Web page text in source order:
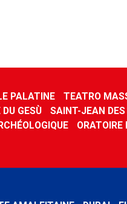
PALATINE TEATRO
DU GESÙ
SAINT-JEAN
ORATOIRE